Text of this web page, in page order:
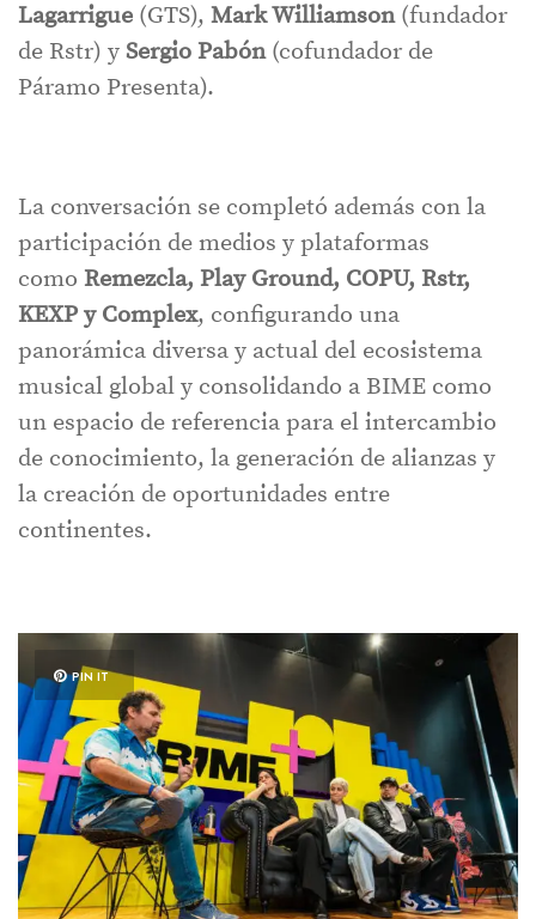
Lagarrigue (GTS), Mark Williamson(fundador
de Rstr) y Sergio Pabón(cofundador de
Páramo Presenta).
La conversación se completó además con la
participación de medios y plataformas
como Remezcla, Play Ground, COPU, Rstr,
KEXP y Complex, configurando una
panorámica diversa y actual del ecosistema
musical global y consolidando a BIME como
un espacio de referencia para el intercambio
de conocimiento, la generación de alianzas y
la creación de oportunidades entre
continentes.
PIN IT